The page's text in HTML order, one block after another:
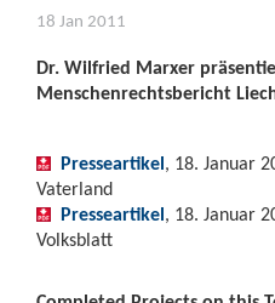
18 Jan 2011
Dr. Wilfried Marxer
Menschenrechtsbericht
Presseartikel, 18. Januar
Vaterland
Presseartikel, 18. Januar
Volksblatt